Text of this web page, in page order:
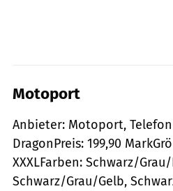
Motoport
Anbieter: Motoport, Telefon
DragonPreis: 199,90
XXXLFarben: Schwarz/
Schwarz/Grau/Gelb,